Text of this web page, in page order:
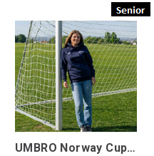
UMBRO Norway Cup Basic Hood 24 Marine SR